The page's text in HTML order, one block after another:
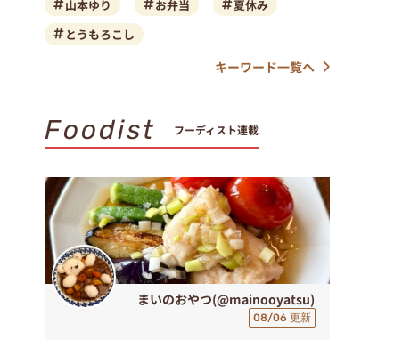
山本ゆり
お弁当
夏休み
とうもろこし
キーワード一覧へ
Foodist フーディスト連載
まいのおやつ(@mainooyatsu)
08/06 更新